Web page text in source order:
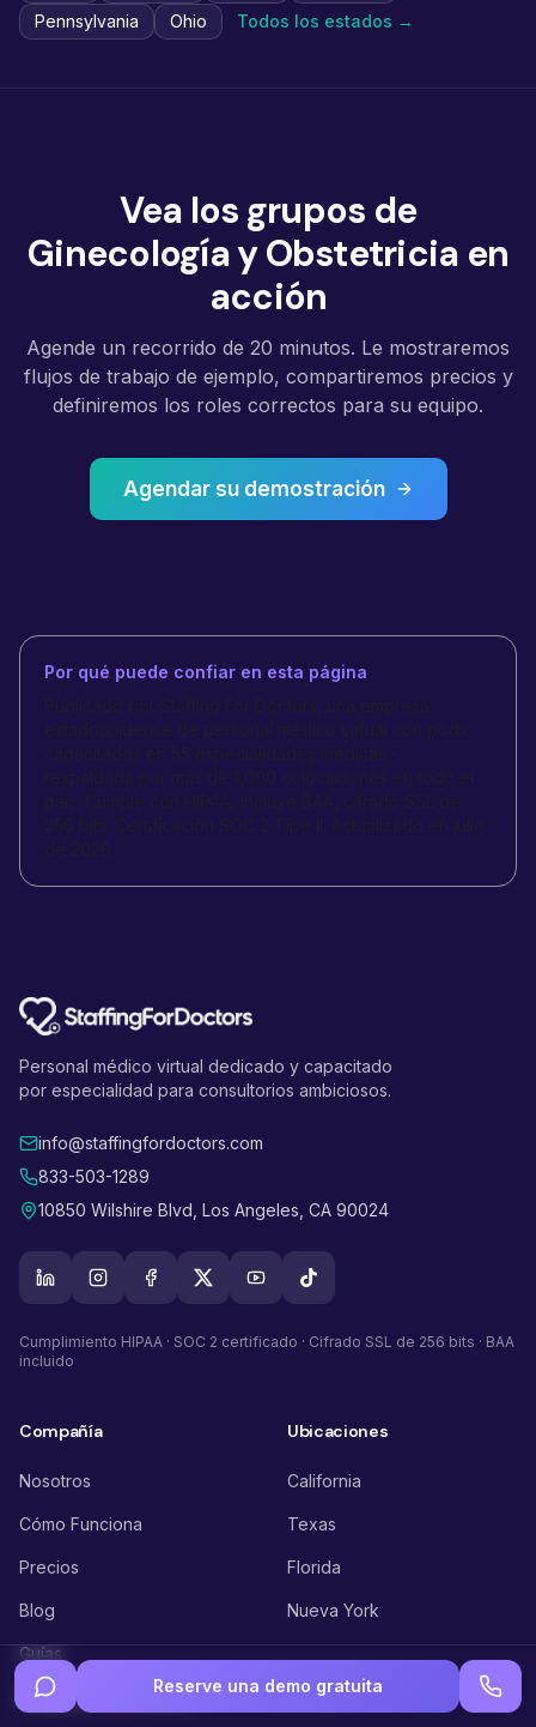
Pennsylvania
Ohio Todos los estados →
Vea los grupos de
Ginecología y Obstetricia en
acción
Agende un recorrido de 20 minutos. Le mostraremos
flujos de trabajo de ejemplo, compartiremos precios y
definiremos los roles correctos para su equipo.
Agendar su demostración
Por qué puede confiar en esta página
Publicado por Staffing For Doctors, una empresa
estadounidense de personal médico virtual con pods
capacitados en 55 especialidades médicas -
respaldada por más de 1,000 colocaciones en todo el
país. Cumple con HIPAA, incluye BAA, cifrado SSL de
256 bits. Certificación SOC 2 Tipo II. Actualizado en julio
de 2026.
Personal médico virtual dedicado y capacitado
por especialidad para consultorios ambiciosos.
info@staffingfordoctors.com
833-503-1289
10850 Wilshire Blvd, Los Angeles, CA 90024
Cumplimiento HIPAA · SOC 2 certificado · Cifrado SSL de 256 bits · BAA
incluido
Compañía
Nosotros
Cómo Funciona
Precios
Blog
Guías
Preguntas frecuentes
Ubicaciones
California
Texas
Florida
Nueva York
Reserve una demo gratuita